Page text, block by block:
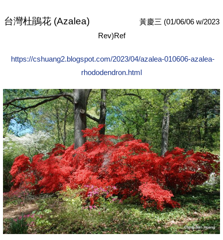
台灣杜鵑花(Azalea) 黃慶三 (01/06/06 w/2023
Rev)Ref
https://cshuang2.blogspot.com/2023/04/azalea-010606-azalea-
rhododendron.html